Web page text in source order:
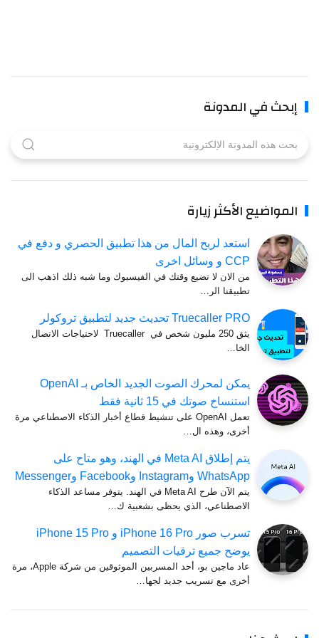
في المدونة
الأكثر زيارة
استعد لربح المال من هذا تطبيق الحصري و دفع في
CCP و وسائل اخرى
من الان لا تضيع وقتك في الفيسبوك وما شبه ذلك اذهب الى
تطبيقنا الر…
Truecaller PRO تحديث جديد لتطبيق تروكولر
يثق 250 مليون شخص في Truecaller لاحتياجات الاتصال
الخا…
يمكن لمحرك الصوت الجديد الخاص بـ OpenAI
استنساخ صوتك في 15 ثانية فقط
تعمل OpenAI على تنشيط قطاع أخبار الذكاء الاصطناعي مرة
أخرى، وهذه ال…
يتم إطلاق Meta AI في الهند، وهو متاح على
WhatsApp وInstagram وFacebook وMessenger
يتم الآن طرح Meta AI في الهند. يتوفر مساعد الذكاء
الاصطناعي، الذي يحظى بشعبية ك…
تسرب صور iPhone 16 Pro و iPhone 15 Pro
يوضح جميع ترقيات التصميم
عاد ماجين بو، أحد المسربين الموثوقين من شركة Apple، مرة
أخرى مع تسريب جديد لجها…